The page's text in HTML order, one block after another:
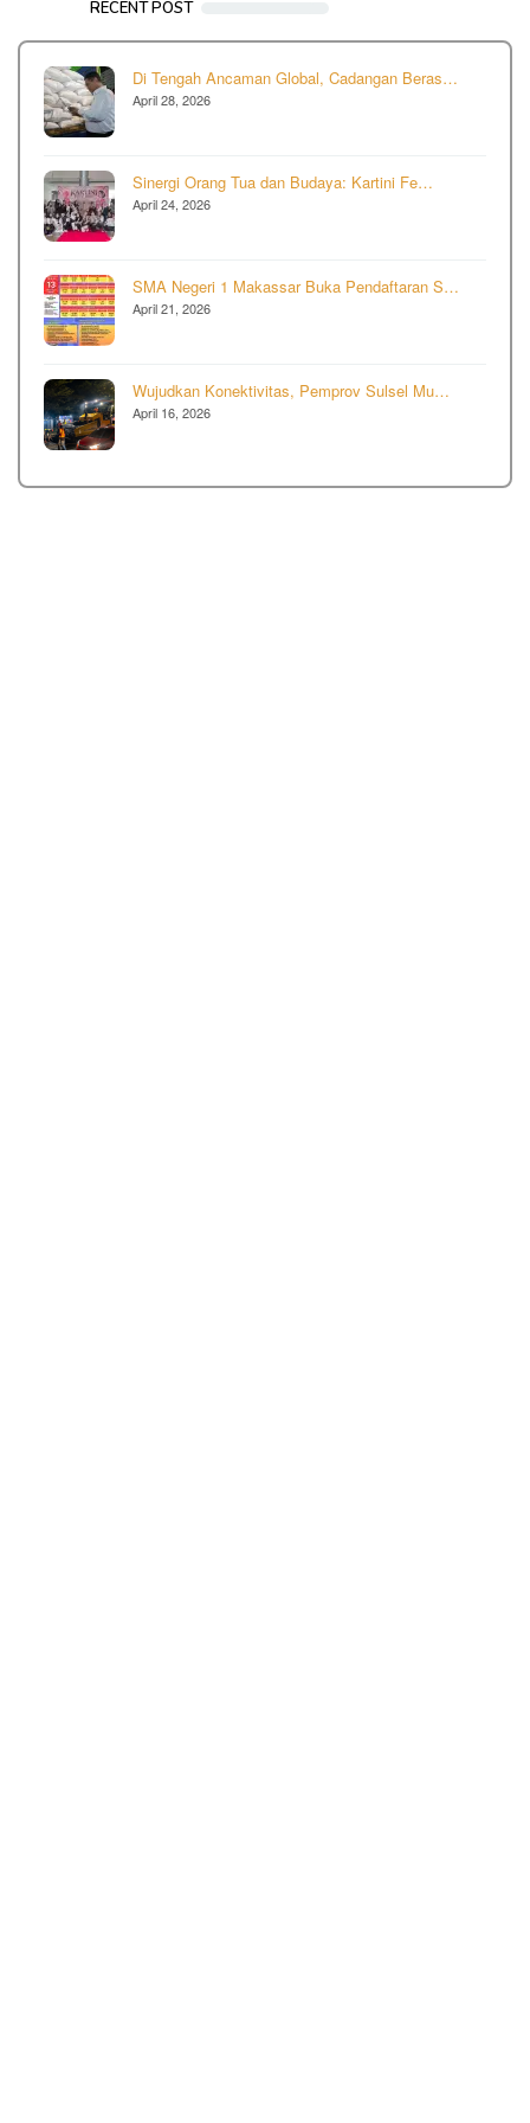
RECENT POST
Di Tengah Ancaman Global, Cadangan Beras…
April 28, 2026
Sinergi Orang Tua dan Budaya: Kartini Fe…
April 24, 2026
SMA Negeri 1 Makassar Buka Pendaftaran S…
April 21, 2026
Wujudkan Konektivitas, Pemprov Sulsel Mu…
April 16, 2026